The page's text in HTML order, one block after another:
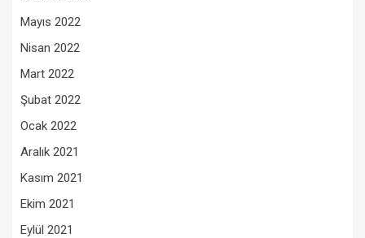
Mayıs 2022
Nisan 2022
Mart 2022
Şubat 2022
Ocak 2022
Aralık 2021
Kasım 2021
Ekim 2021
Eylül 2021